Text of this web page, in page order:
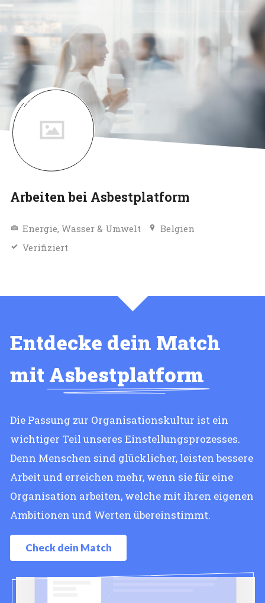
Arbeiten bei Asbestplatform
Energie, Wasser & Umwelt
Belgien
Verifiziert
Entdecke dein Match
mit Asbestplatform
Die Passung zur Organisationskultur ist ein
wichtiger Teil unseres Einstellungsprozesses.
Denn Menschen sind glücklicher, leisten bessere
Arbeit und erreichen mehr, wenn sie für eine
Organisation arbeiten, welche mit ihren eigenen
Ambitionen und Werten übereinstimmt.
Check dein Match